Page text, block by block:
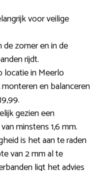
voor veilige
de zomer en in de
rijdt.
locatie in Meerlo
en balanceren
gezien een
minstens 1,6 mm.
is het aan te raden
van 2 mm al te
ligt het advies